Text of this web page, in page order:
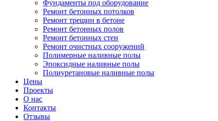
Фундаменты под оборудование
Ремонт бетонных потолков
Ремонт трещин в бетоне
Ремонт бетонных полов
Ремонт бетонных стен
Ремонт очистных сооружений
Полимерные наливные полы
Эпоксидные наливные полы
Полиуретановые наливные полы
Цены
Проекты
О нас
Контакты
Отзывы